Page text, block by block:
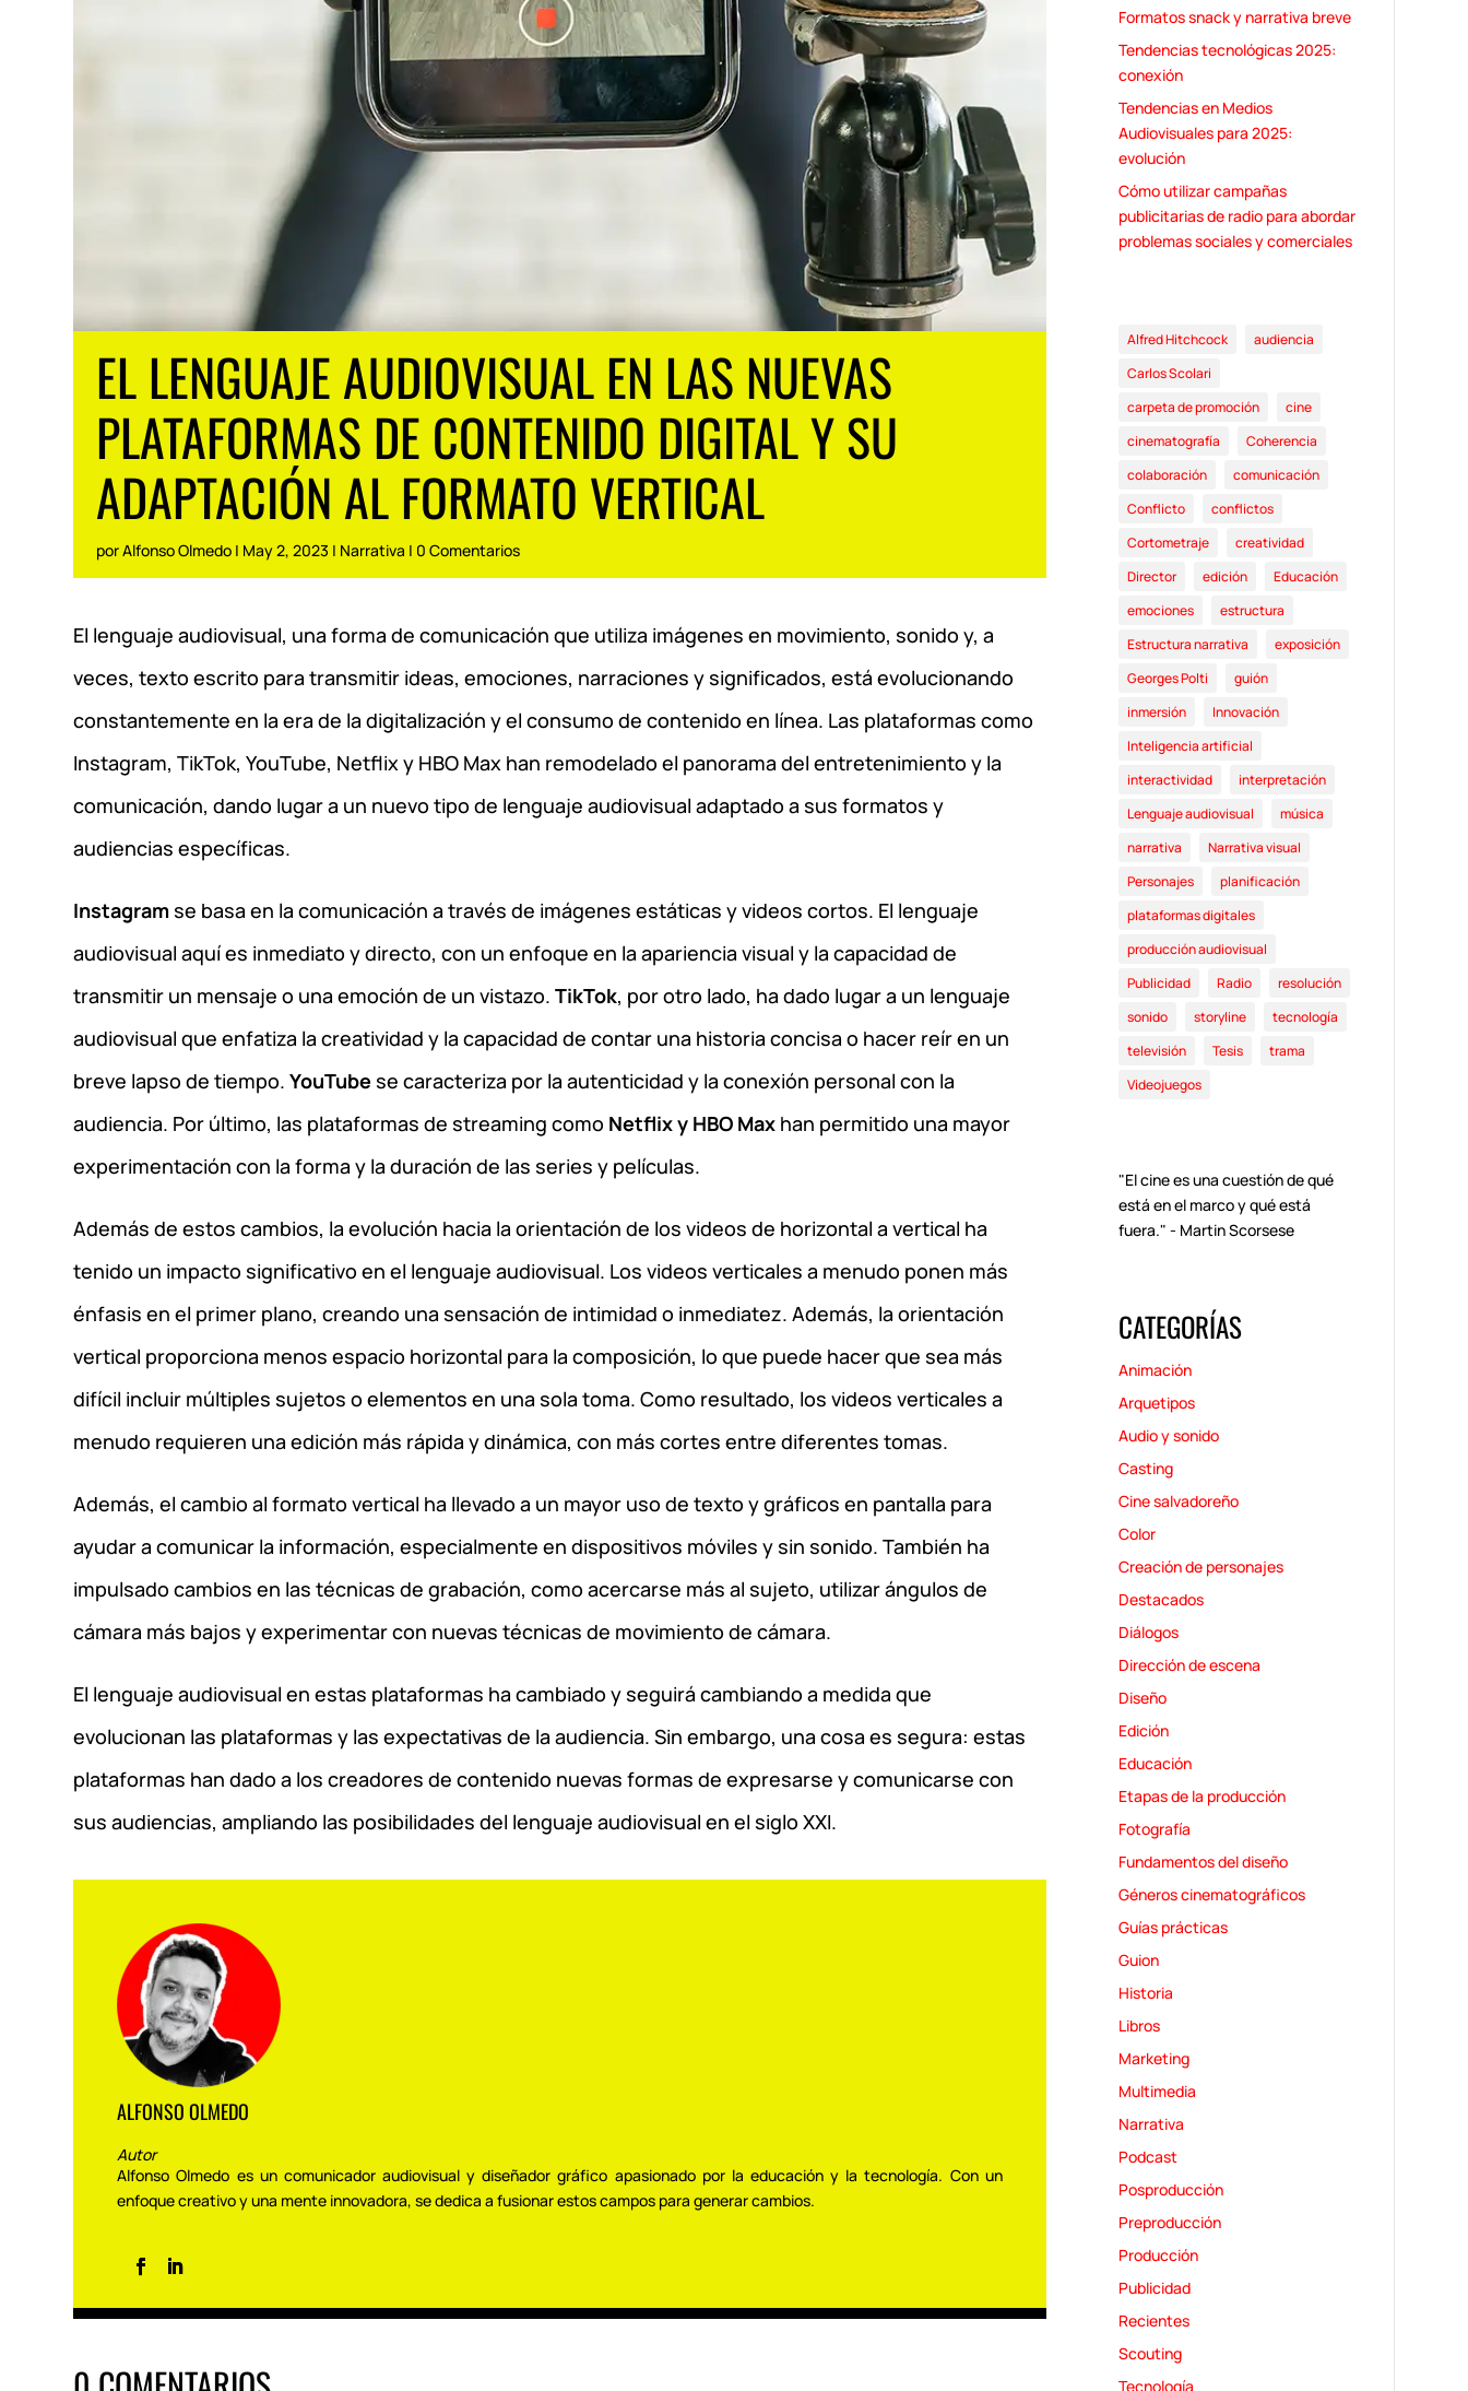
EL LENGUAJE AUDIOVISUAL EN LAS NUEVAS
PLATAFORMAS DE CONTENIDO DIGITAL Y SU
ADAPTACIÓN AL FORMATO VERTICAL
porAlfonso Olmedo | May 2, 2023 | Narrativa | 0 Comentarios
El lenguaje audiovisual, una forma de comunicación que utiliza imágenes en movimiento, sonido y, a
veces, texto escrito para transmitir ideas, emociones, narraciones y significados, está evolucionando
constantemente en la era de la digitalización y el consumo de contenido en línea. Las plataformas como
Instagram, TikTok, YouTube, Netflix y HBO Max han remodelado el panorama del entretenimiento y la
comunicación, dando lugar a un nuevo tipo de lenguaje audiovisual adaptado a sus formatos y
audiencias específicas.
Instagramse basa en la comunicación a través de imágenes estáticas y videos cortos. El lenguaje
audiovisual aquí es inmediato y directo, con un enfoque en la apariencia visual y la capacidad de
transmitir un mensaje o una emoción de un vistazo.TikTok, por otro lado, ha dado lugar a un lenguaje
audiovisual que enfatiza la creatividad y la capacidad de contar una historia concisa o hacer reír en un
breve lapso de tiempo.YouTube se caracteriza por la autenticidad y la conexión personal con la
audiencia. Por último, las plataformas de streaming como Netflix y HBO Max han permitido una mayor
experimentación con la forma y la duración de las series y películas.
Además de estos cambios, la evolución hacia la orientación de los videos de horizontal a vertical ha
tenido un impacto significativo en el lenguaje audiovisual. Los videos verticales a menudo ponen más
énfasis en el primer plano, creando una sensación de intimidad o inmediatez. Además, la orientación
vertical proporciona menos espacio horizontal para la composición, lo que puede hacer que sea más
difícil incluir múltiples sujetos o elementos en una sola toma. Como resultado, los videos verticales a
menudo requieren una edición más rápida y dinámica, con más cortes entre diferentes tomas.
Además, el cambio al formato vertical ha llevado a un mayor uso de texto y gráficos en pantalla para
ayudar a comunicar la información, especialmente en dispositivos móviles y sin sonido. También ha
impulsado cambios en las técnicas de grabación, como acercarse más al sujeto, utilizar ángulos de
cámara más bajos y experimentar con nuevas técnicas de movimiento de cámara.
El lenguaje audiovisual en estas plataformas ha cambiado y seguirá cambiando a medida que
evolucionan las plataformas y las expectativas de la audiencia. Sin embargo, una cosa es segura: estas
plataformas han dado a los creadores de contenido nuevas formas de expresarse y comunicarse con
sus audiencias, ampliando las posibilidades del lenguaje audiovisual en el siglo XXI.
ALFONSO OLMEDO
Autor
Alfonso Olmedo es un comunicador audiovisual y diseñador gráfico apasionado por la educación y la tecnología. Con un
enfoque creativo y una mente innovadora, se dedica a fusionar estos campos para generar cambios.
Formatos snack y narrativa breve
Tendencias tecnológicas 2025:
conexión
Tendencias en Medios
Audiovisuales para 2025:
evolución
Cómo utilizar campañas
publicitarias de radio para abordar
problemas sociales y comerciales
Alfred Hitchcock
audiencia
Carlos Scolari
carpeta de promoción
cine
cinematografía
Coherencia
colaboración
comunicación
Conflicto
conflictos
Cortometraje
creatividad
Director
edición
Educación
emociones
estructura
Estructura narrativa
exposición
Georges Polti
guión
inmersión
Innovación
Inteligencia artificial
interactividad
interpretación
Lenguaje audiovisual
música
narrativa
Narrativa visual
Personajes
planificación
plataformas digitales
producción audiovisual
Publicidad
Radio
resolución
sonido
storyline
tecnología
televisión
Tesis
trama
Videojuegos
"El cine es una cuestión de qué
está en el marco y qué está
fuera." - Martin Scorsese
CATEGORÍAS
Animación
Arquetipos
Audio y sonido
Casting
Cine salvadoreño
Color
Creación de personajes
Destacados
Diálogos
Dirección de escena
Diseño
Edición
Educación
Etapas de la producción
Fotografía
Fundamentos del diseño
Géneros cinematográficos
Guías prácticas
Guion
Historia
Libros
Marketing
Multimedia
Narrativa
Podcast
Posproducción
Preproducción
Producción
Publicidad
Recientes
Scouting
Tecnología